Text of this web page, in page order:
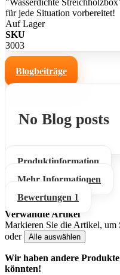
"Wasserdichte
für jede Situation vorbereitet!
Auf Lager
SKU
3003
Blogbeiträge
No Blog posts
Produktinformation
Mehr Informationen
Bewertungen 1
Verwandte Artikel
Markieren Sie die Artikel, um
oder
Alle auswählen
Wir haben andere
könnten!